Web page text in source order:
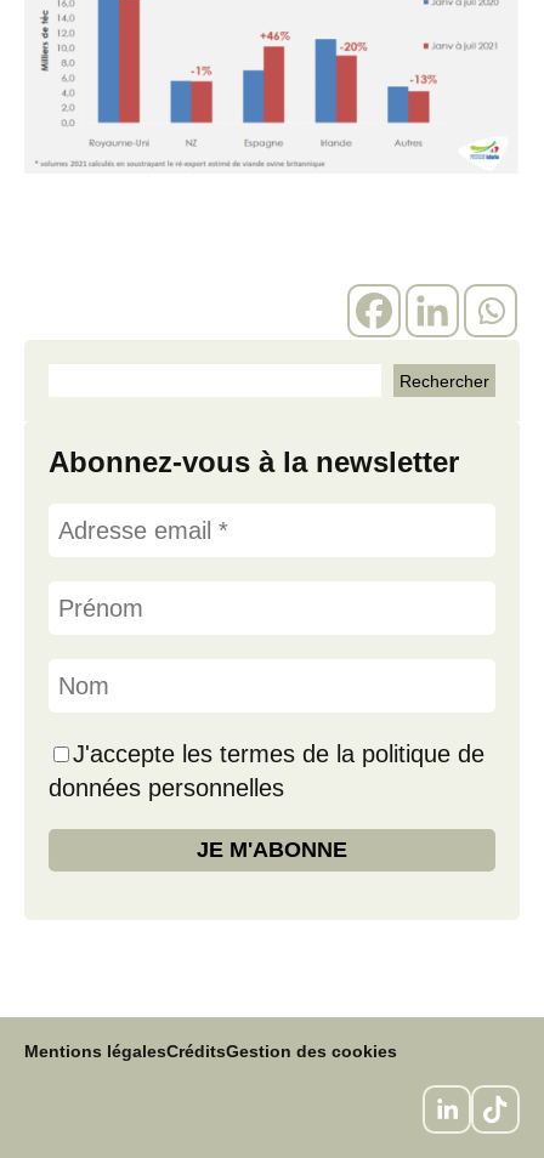
Abonnez-vous à la newsletter
J'accepte les termes de la politique de
données personnelles
Mentions légalesCréditsGestion des cookies